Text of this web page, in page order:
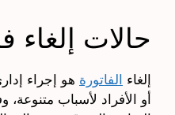
حالات إلغاء
إلغاء الفاتورة هو إجراء
أو الأفراد لأسباب متنوعة،